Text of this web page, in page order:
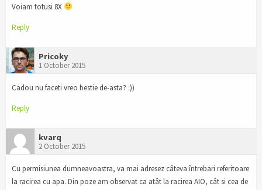
Voiam totusi 8X
Reply
Pricoky
1 October 2015
Cadou nu faceti vreo bestie de-asta? :))
Reply
kvarq
2 October 2015
Cu permisiunea dumneavoastra, va mai adresez câteva întrebari referitoare
la racirea cu apa. Din poze am observat ca atât la racirea AIO, cât si cea de